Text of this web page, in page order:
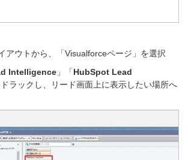
アウトから、「Visualforceページ」を選択
Intelligence 」「HubSpot Lead
ドラックし、リード画面上に表示したい場所へ